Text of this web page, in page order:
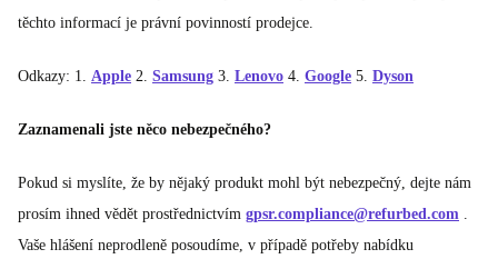
těchto informací je právní povinností prodejce.
Odkazy: 1. Apple 2. Samsung 3. Lenovo 4. Google 5. Dyson
Zaznamenali jste něco nebezpečného?
Pokud si myslíte, že by nějaký produkt mohl být nebezpečný, dejte nám
prosím ihned vědět prostřednictvím gpsr.compliance@refurbed.com .
Vaše hlášení neprodleně posoudíme, v případě potřeby nabídku